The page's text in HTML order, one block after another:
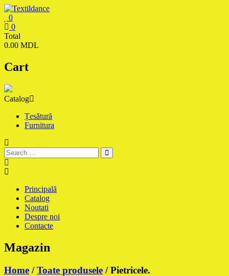
Skip
to
content
Textildance.md
0
0
Total
0.00 MDL
Cart
Catalog
Țesătură
Furnitura
Principală
Catalog
Noutati
Despre noi
Contacte
Magazin
Home /Toate produsele / Pietricele.